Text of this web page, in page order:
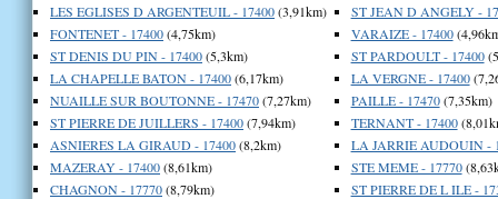
LES EGLISES D ARGENTEUIL - 17400(3,91km)
FONTENET - 17400(4,75km)
ST DENIS DU PIN - 17400(5,3km)
LA CHAPELLE BATON - 17400(6,17km)
NUAILLE SUR BOUTONNE - 17470(7,27km)
ST PIERRE DE JUILLERS - 17400(7,94km)
ASNIERES LA GIRAUD - 17400(8,2km)
MAZERAY - 17400(8,61km)
CHAGNON - 17770(8,79km)
ST JEAN D ANGELY -
VARAIZE - 17400
ST PARDOULT - 17400
LA VERGNE - 17400
PAILLE - 17470(7,35km)
TERNANT - 17400
LA JARRIE AUDOUIN -
STE MEME - 17770
ST PIERRE DE L ILE -